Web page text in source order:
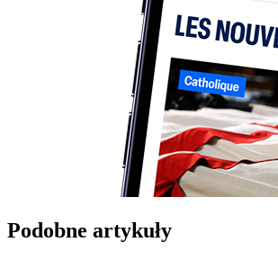
Podobne artykuły